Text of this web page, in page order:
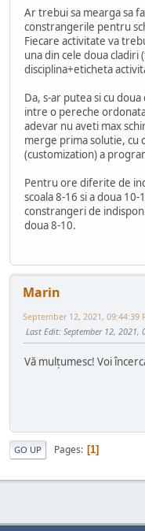
Ar trebui sa mearga sa
constrangerile pentru
Fiecare activitate va
una din cele doua
disciplina+eticheta
Da, s-ar putea si cu
intre o pereche
adevar nu aveti max
merge prima solutie, cu
(customization) a
Pentru ore diferite de
scoala 8-16 si a doua
constrangeri de
doua 8-10.
Marin
September 12, 2021, 09:44:39
Last Edit: September 12, 2021,
Vă mulțumesc! Voi
GO UP Pages 1